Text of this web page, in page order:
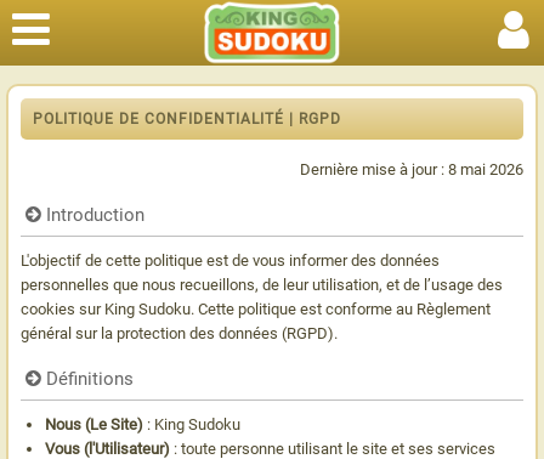
POLITIQUE DE CONFIDENTIALITÉ | RGPD
Dernière mise à jour : 8 mai 2026
Introduction
L'objectif de cette politique est de vous informer des données
personnelles que nous recueillons, de leur utilisation, et de l’usage des
cookies sur King Sudoku. Cette politique est conforme au Règlement
général sur la protection des données (RGPD).
Définitions
Nous (Le Site) : King Sudoku
Vous (l'Utilisateur) : toute personne utilisant le site et ses services